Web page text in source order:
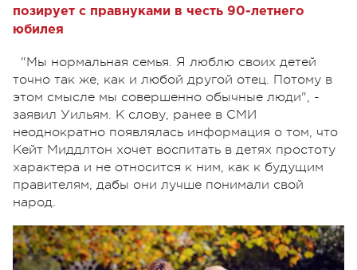
позирует с правнуками в честь 90-летнего
юбилея
"Мы нормальная семья. Я люблю своих детей
точно так же, как и любой другой отец. Потому в
этом смысле мы совершенно обычные люди", -
заявил Уильям. К слову, ранее в СМИ
неоднократно появлялась информация о том, что
Кейт Миддлтон хочет воспитать в детях простоту
характера и не относится к ним, как к будущим
правителям, дабы они лучше понимали свой
народ.